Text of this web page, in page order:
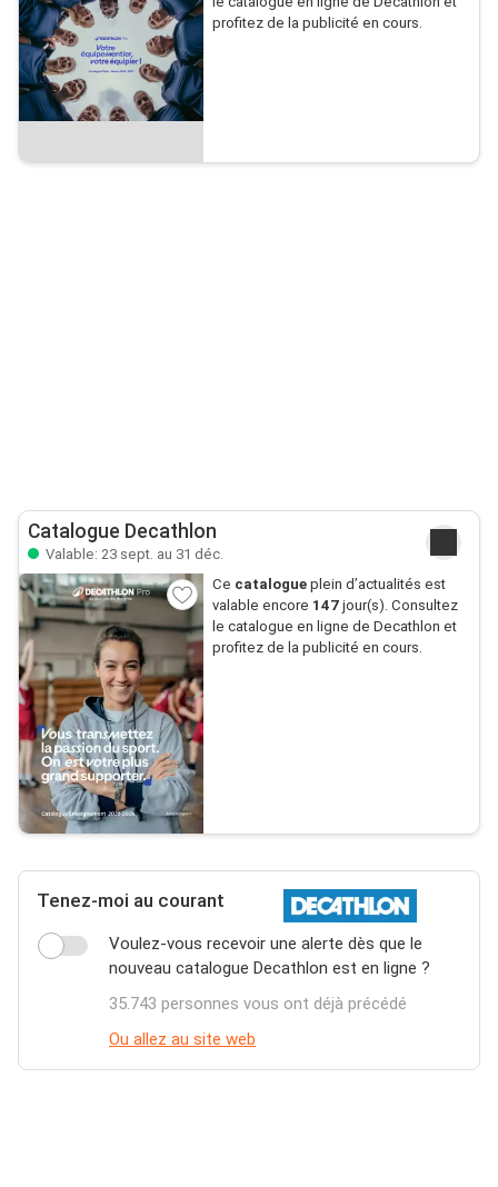
profitez de la publicité en cours.
Catalogue Decathlon
Valable: 23 sept. au 31 déc.
Ce catalogueplein d’actualités est
valable encore 147jour(s). Consultez
le catalogue en ligne de Decathlon et
profitez de la publicité en cours.
Tenez-moi au courant
Voulez-vous recevoir une alerte dès que le
nouveau catalogue Decathlon est en ligne ?
35.743 personnes vous ont déjà précédé
Ou allez au site web